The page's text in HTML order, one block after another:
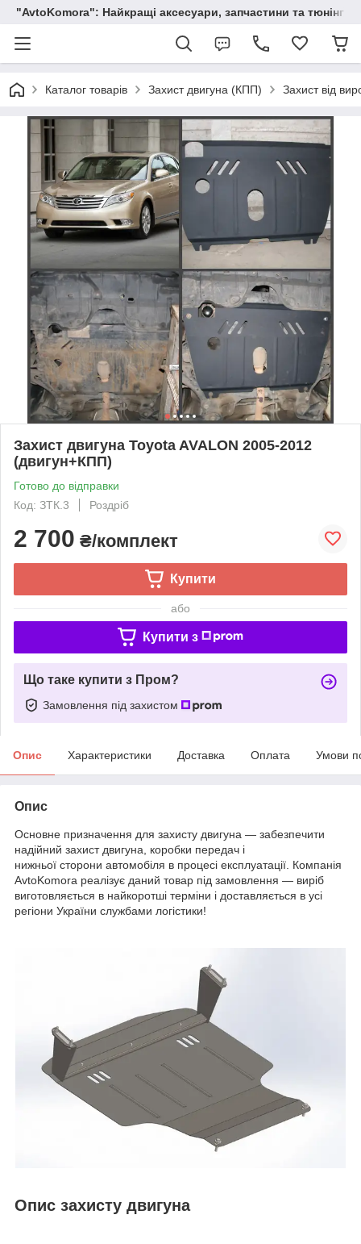
"AvtoKomora": Найкращі аксесуари, запчастини та тюнінг
Каталог товарів Захист двигуна (КПП) Захист від
Захист двигуна Toyota AVALON 2005-2012
(двигун+КПП)
Готово до відправки
Код: ЗТК.3
Роздріб
2 700 ₴/комплект
Купити
або
Купити з
Що таке купити з Пром?
Замовлення під захистом
Опис Характеристики Доставка Оплата Умови
Опис
Основне призначення для захисту двигуна — забезпечити
надійний захист двигуна, коробки передач і
нижньої сторони автомобіля в процесі експлуатації. Компанія
AvtoKomora реалізує даний товар під замовлення — виріб
виготовляється в найкоротші терміни і доставляється в усі
регіони України службами логістики!
Опис захисту двигуна